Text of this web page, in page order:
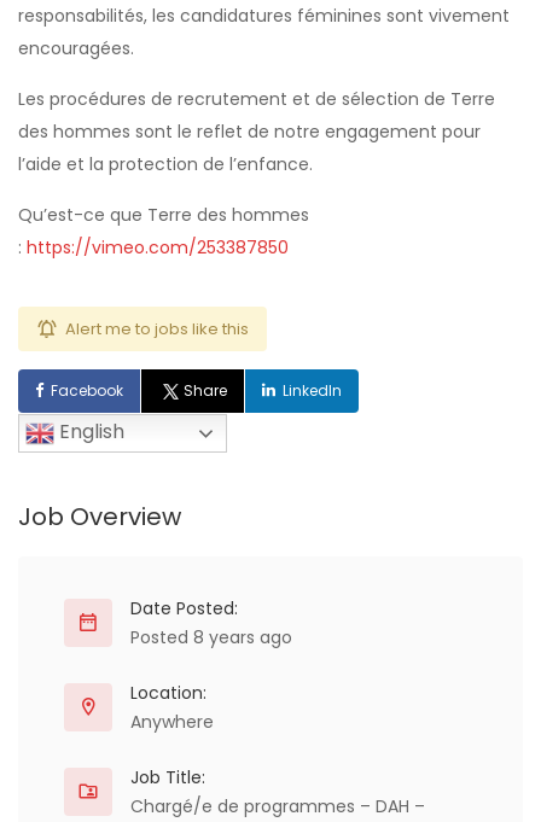
responsabilités, les candidatures féminines sont vivement
encouragées.
Les procédures de recrutement et de sélection de Terre
des hommes sont le reflet de notre engagement pour
l’aide et la protection de l’enfance.
Qu’est-ce que Terre des hommes
: https://vimeo.com/253387850
Alert me to jobs like this
Facebook Share LinkedIn
English
Job Overview
Date Posted:
Posted 8 years ago
Location:
Anywhere
Job Title:
Chargé/e de programmes – DAH –